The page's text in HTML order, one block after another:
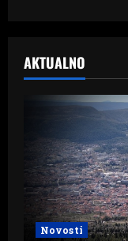
AKTUALNO
Novosti